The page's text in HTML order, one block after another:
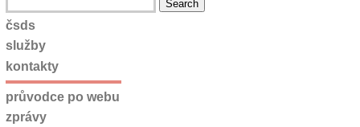
čsds
služby
kontakty
průvodce po webu
zprávy